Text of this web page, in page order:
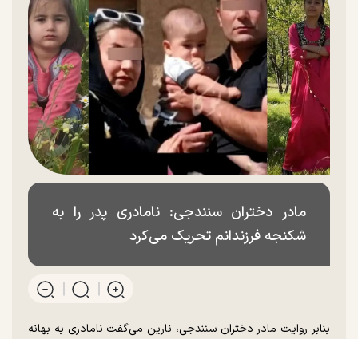
مادر دختران سنندجی: نامادری پدر را به
شکنجه فرزندانم تحریک می‌کرد
بنابر روایت مادر دختران سنندجی، نارین می‌گفت نامادری به بهانه